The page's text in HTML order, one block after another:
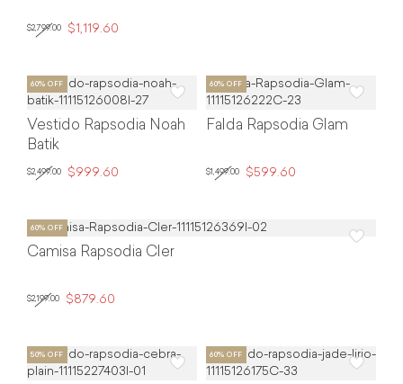
$2,799.00 $1,119.60
Vestido Rapsodia Noah
Batik
$2,499.00 $999.60
Falda Rapsodia Glam
$1,499.00 $599.60
Camisa Rapsodia Cler
$2,199.00 $879.60